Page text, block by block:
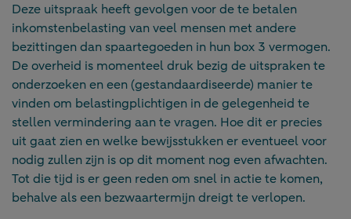
Deze uitspraak heeft gevolgen voor de te betalen
inkomstenbelasting van veel mensen met andere
bezittingen dan spaartegoeden in hun box 3 vermogen.
De overheid is momenteel druk bezig de uitspraken te
onderzoeken en een (gestandaardiseerde) manier te
vinden om belastingplichtigen in de gelegenheid te
stellen vermindering aan te vragen. Hoe dit er precies
uit gaat zien en welke bewijsstukken er eventueel voor
nodig zullen zijn is op dit moment nog even afwachten.
Tot die tijd is er geen reden om snel in actie te komen,
behalve als een bezwaartermijn dreigt te verlopen.